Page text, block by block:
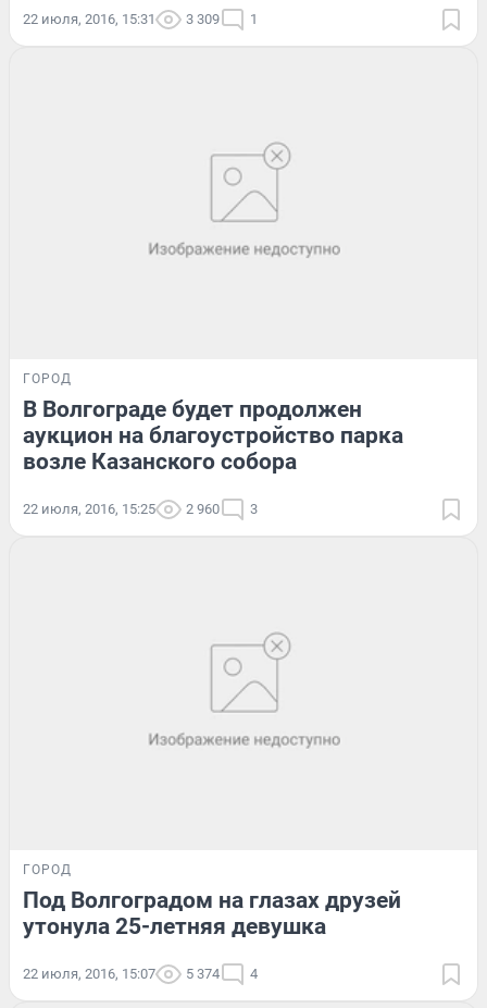
22 июля, 2016, 15:31 3 309 1
ГОРОД
В Волгограде будет продолжен
аукцион на благоустройство парка
возле Казанского собора
22 июля, 2016, 15:25 2 960 3
ГОРОД
Под Волгоградом на глазах друзей
утонула 25-летняя девушка
22 июля, 2016, 15:07 5 374 4